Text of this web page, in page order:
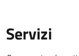
Servizi